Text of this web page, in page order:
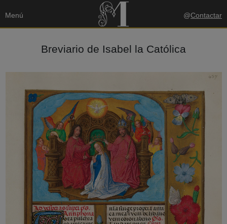
Menú @Contactar
Breviario de Isabel la Católica